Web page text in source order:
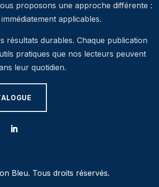
proposons une approche différente :
applicables.
résultats durables. Chaque publication
pratiques que nos lecteurs peuvent
leur quotidien.
Bleu. Tous droits réservés.